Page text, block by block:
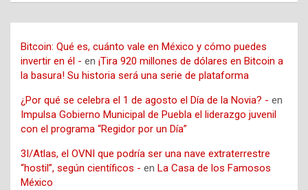
Bitcoin: Qué es, cuánto vale en México y cómo puedes
invertir en él - en ¡Tira 920 millones de dólares en Bitcoin a
la basura! Su historia será una serie de plataforma
¿Por qué se celebra el 1 de agosto el Día de la Novia? - en
Impulsa Gobierno Municipal de Puebla el liderazgo juvenil
con el programa “Regidor por un Día”
3I/Atlas, el OVNI que podría ser una nave extraterrestre
“hostil”, según científicos - en La Casa de los Famosos
México